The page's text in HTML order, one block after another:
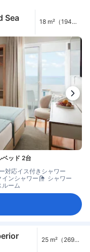
Sea
18 m²（194
ベッド 2台
対応イス付きシャワー
インシャワー
シャワー
ルーム
25 m²（269